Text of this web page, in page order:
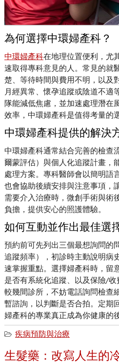
為何選擇中環婦產科？
中環婦產科在地理位置便利，尤
速取得專科意見的人。常見的就
楚、等待時間與費用不明，以及
月經異常、懷孕追蹤或陰道不適
隊能減低焦慮，並加速處理潛在
效率，中環婦產科是值得考量的選
中環婦產科提供的解決
中環婦產科通常結合完善的檢查
爾蒙評估）與個人化追蹤計畫，
處理方案。專科醫師會以簡明語
也會協助後續安排與注意事項，
需要介入治療時，微創手術與術
負擔，提供安心的照護體驗。
如何互動並作出最佳選
預約前可先列出三個最想詢問的
追蹤頻率），初診時主動說明病
速掌握重點。選擇婦產科時，留
是否有系統化追蹤、以及保險/
較幾間診所，不妨電話詢問檢查
暫諮詢，以判斷是否合拍。定期
婦產科的專業真正成為你健康的後
疾病預防與治療
生髮藥：改寫人生的